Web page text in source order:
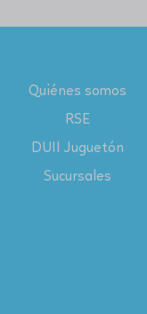
Quiénes somos
RSE
DUII Juguetón
Sucursales